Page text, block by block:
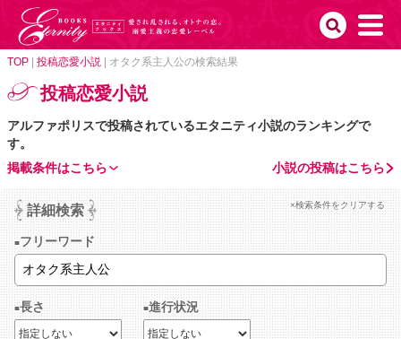
TOP 投稿恋愛小説 オタク系主人公の検索結果
投稿恋愛小説
アルファポリスで投稿されているエタニティ小説のランキングで
す。
小説の投稿はこちら
掲載条件はこちら
詳細検索 ×検索条件をクリアする
フリーワード
長さ 進行状況